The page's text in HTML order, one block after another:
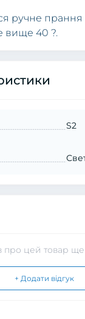
ручне
вище 40 ?.
S2
про цей товар
+ Додати відгук